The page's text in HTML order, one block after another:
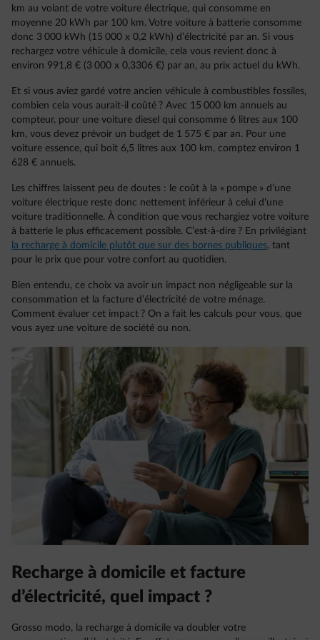
km au volant de votre voiture électrique, qui consomme en
moyenne 20 kWh par 100 km. Votre voiture à batterie consomme
donc 3 000 kWh (15 000 x 0,2 kWh) d’électricité par an. Si vous
rechargez votre véhicule à domicile, cela vous revient donc à
environ 991,8 € (3 000 x 0,3306 €) par an, au prix actuel du kWh.
Et si vous aviez gardé votre ancien véhicule à combustibles fossiles,
combien cela vous aurait-il coûté ? Avec 15 000 km annuels au
compteur, pour une voiture diesel qui consomme 6 litres aux 100
km, vous devez prévoir un budget de 1 575 € par an. Pour une
voiture essence, qui boit 6,5 litres aux 100 km, comptez environ 1
628 € annuels.
Les chiffres laissent peu de doutes : le coût à la « pompe » d’une
voiture électrique reste donc nettement inférieur à celui d’une
voiture traditionnelle. À condition que vous rechargiez votre voiture
à batterie le plus efficacement possible. C’est-à-dire ? En privilégiant
la recharge à domicile plutôt que sur des bornes publiques, tant
pour le prix que pour votre confort au quotidien.
Bien entendu, ce choix va avoir un impact non négligeable sur la
consommation et la facture d’électricité de votre ménage.
Comment évaluer cet impact ? On a fait les calculs pour vous, que
vous ayez une voiture de société ou non.
Recharge à domicile et facture
d’électricité, quel impact ?
Grosso modo, la recharge à domicile va doubler votre